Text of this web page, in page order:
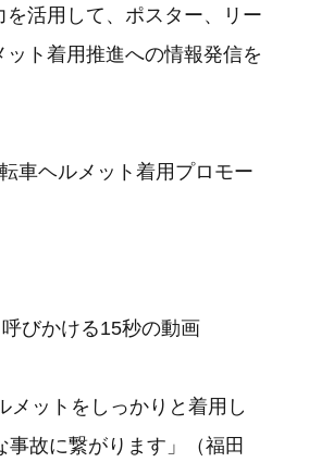
活用して、ポスター、リー
ト着用推進への情報発信を
車ヘルメット着用プロモー
びかける15秒の動画
メットをしっかりと着用し
故に繋がります」（福田